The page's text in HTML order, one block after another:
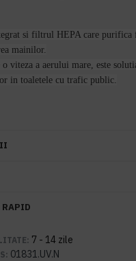
si filtrul HEPA care purifica
mainilor.
o viteza a aerului mare, este
in toaletele cu trafic public.
RAPID
7 - 14 zile
01831.UV.N